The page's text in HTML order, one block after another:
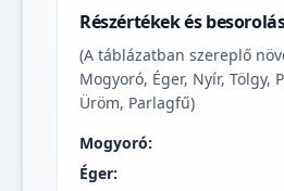
Részértékek és
(A táblázatban szereplő
Mogyoró, Éger, Nyír, Tölgy,
Üröm, Parlagfű)
Mogyoró:
Éger: